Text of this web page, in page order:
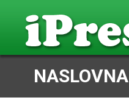
NASLOVNA